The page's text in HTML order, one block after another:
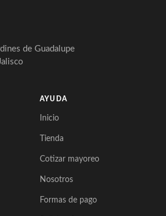
de Guadalupe
AYUDA
Inicio
Tienda
Cotizar mayoreo
Nosotros
Formas de pago